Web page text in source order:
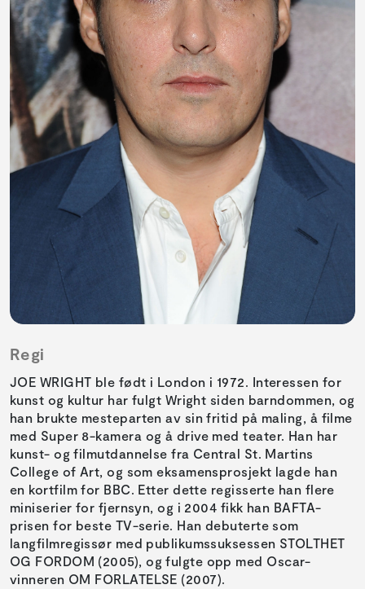
Regi
JOE WRIGHT ble født i London i 1972. Interessen for
kunst og kultur har fulgt Wright siden barndommen, og
han brukte mesteparten av sin fritid på maling, å filme
med Super 8-kamera og å drive med teater. Han har
kunst- og filmutdannelse fra Central St. Martins
College of Art, og som eksamensprosjekt lagde han
en kortfilm for BBC. Etter dette regisserte han flere
miniserier for fjernsyn, og i 2004 fikk han BAFTA-
prisen for beste TV-serie. Han debuterte som
langfilmregissør med publikumssuksessen STOLTHET
OG FORDOM (2005), og fulgte opp med Oscar-
vinneren OM FORLATELSE (2007).